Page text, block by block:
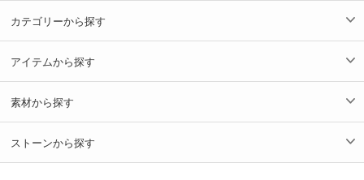
カテゴリーから探す
アイテムから探す
素材から探す
ストーンから探す